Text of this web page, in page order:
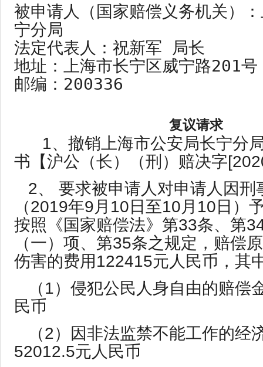
被申请人（国家赔偿义务机关）
宁分局
法定代表人：祝新军 局长
地址：上海市长宁区威宁路201号
邮编：200336
复议请求
1、撤销上海市公安局长宁分
书【沪公（长）（刑）赔决字
2、 要求被申请人对申请人因刑
（2019年9月10日至10月10日）
按照《国家赔偿法》第33条、第
（一）项、第35条之规定，赔偿
伤害的费用122415元人民币，其
（1）侵犯公民人身自由的赔偿
民币
（2）因非法监禁不能工作的经
52012.5元人民币